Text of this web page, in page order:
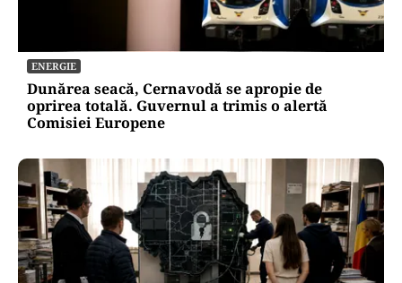
ENERGIE
Dunărea seacă, Cernavodă se apropie de
oprirea totală. Guvernul a trimis o alertă
Comisiei Europene